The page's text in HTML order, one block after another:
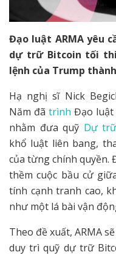
Đạo luật ARMA yêu
dự trữ Bitcoin tối
lệnh của Trump
Hạ nghị sĩ Nick
Năm đãtrình Đạo luật
nhằm đưa quỹ Dự
khổ luật liên bang,
của từng chính quyền.
thềm cuộc bầu cử
tính cạnh tranh cao,
như một lá bài vận
Theo đề xuất, ARMA
duy trì quỹ dự trữ